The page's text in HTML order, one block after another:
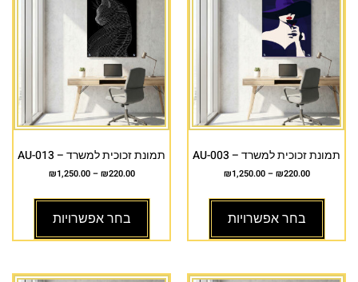
תמונת זכוכית למשרד – AU-003
₪220.00
–
₪1,250.00
בחר אפשרויות
תמונת זכוכית למשרד – AU-013
₪220.00
–
₪1,250.00
בחר אפשרויות